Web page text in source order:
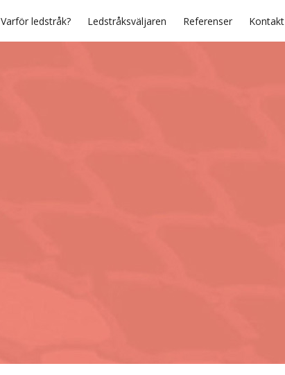
Varför ledstråk? Ledstråksväljaren Referenser Kontakt